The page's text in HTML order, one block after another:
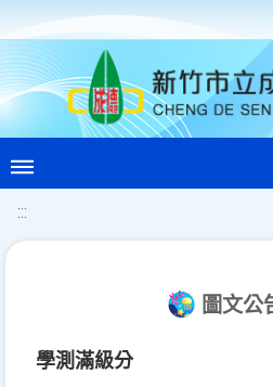
:::
圖文公
學測滿級分